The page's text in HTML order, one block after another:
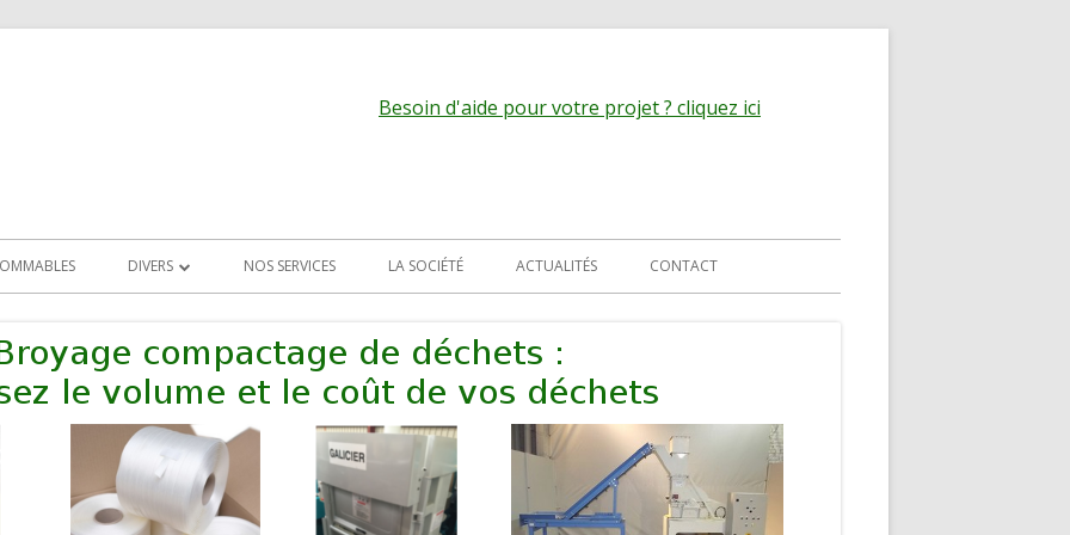
Besoin d'aide pour votre projet ? cliquez ici
DIVERS
EVACUATION DES PRODUITS TRANSPORT PNEUMATIQUE
NOS SERVICES LA SOCIÉTÉ ACTUALITÉS CONTACT